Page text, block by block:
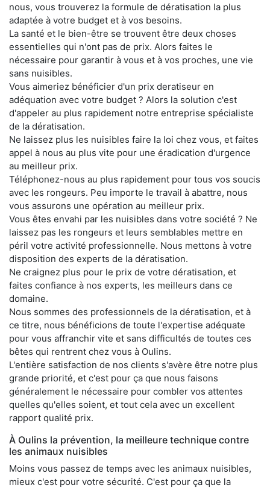
nous, vous trouverez la formule de dératisation la plus
adaptée à votre budget et à vos besoins.
La santé et le bien-être se trouvent être deux choses
essentielles qui n'ont pas de prix. Alors faites le
nécessaire pour garantir à vous et à vos proches, une vie
sans nuisibles.
Vous aimeriez bénéficier d'un prix deratiseur en
adéquation avec votre budget ? Alors la solution c'est
d'appeler au plus rapidement notre entreprise spécialiste
de la dératisation.
Ne laissez plus les nuisibles faire la loi chez vous, et faites
appel à nous au plus vite pour une éradication d'urgence
au meilleur prix.
Téléphonez-nous au plus rapidement pour tous vos soucis
avec les rongeurs. Peu importe le travail à abattre, nous
vous assurons une opération au meilleur prix.
Vous êtes envahi par les nuisibles dans votre société ? Ne
laissez pas les rongeurs et leurs semblables mettre en
péril votre activité professionnelle. Nous mettons à votre
disposition des experts de la dératisation.
Ne craignez plus pour le prix de votre dératisation, et
faites confiance à nos experts, les meilleurs dans ce
domaine.
Nous sommes des professionnels de la dératisation, et à
ce titre, nous bénéficions de toute l'expertise adéquate
pour vous affranchir vite et sans difficultés de toutes ces
bêtes qui rentrent chez vous à Oulins.
L'entière satisfaction de nos clients s'avère être notre plus
grande priorité, et c'est pour ça que nous faisons
généralement le nécessaire pour combler vos attentes
quelles qu'elles soient, et tout cela avec un excellent
rapport qualité prix.
À Oulins la prévention, la meilleure technique contre
les animaux nuisibles
Moins vous passez de temps avec les animaux nuisibles,
mieux c'est pour votre sécurité. C'est pour ça que la